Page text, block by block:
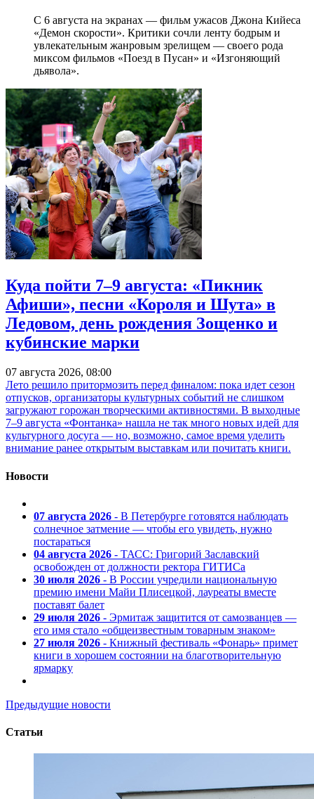
С 6 августа на экранах — фильм ужасов Джона Кийеса
«Демон скорости». Критики сочли ленту бодрым и
увлекательным жанровым зрелищeм — своего рода
миксом фильмов «Поезд в Пусан» и «Изгоняющий
дьявола».
Куда пойти 7–9 августа: «Пикник
Афиши», песни «Короля и Шута» в
Ледовом, день рождения Зощенко и
кубинские марки
07 августа 2026, 08:00
Лето решило притормозить перед финалом: пока идет сезон
отпусков, организаторы культурных событий не слишком
загружают горожан творческими активностями. В выходные
7–9 августа «Фонтанка» нашла не так много новых идей для
культурного досуга — но, возможно, самое время уделить
внимание ранее открытым выставкам или почитать книги.
Новости
07 августа 2026 - В Петербурге готовятся наблюдать
солнечное затмение — чтобы его увидеть, нужно
постараться
04 августа 2026 - ТАСС: Григорий Заславский
освобожден от должности ректора ГИТИСа
30 июля 2026 - В России учредили национальную
премию имени Майи Плисецкой, лауреаты вместе
поставят балет
29 июля 2026 - Эрмитаж защитится от самозванцев —
его имя стало «общеизвестным товарным знаком»
27 июля 2026 - Книжный фестиваль «Фонарь» примет
книги в хорошем состоянии на благотворительную
ярмарку
Предыдущие новости
Статьи